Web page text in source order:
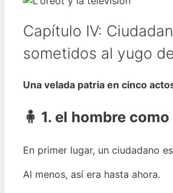
Capítulo IV:
sometidos al yugo
Una velada patria en cinco
🧍 1. el hombre
En primer lugar, un ciudadano
Al menos, así era hasta ahora.